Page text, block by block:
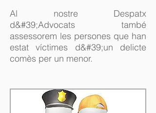
Al nostre Despatx
d&#39;Advocats també
assessorem les persones que han
estat víctimes d&#39;un delicte
comès per un menor.